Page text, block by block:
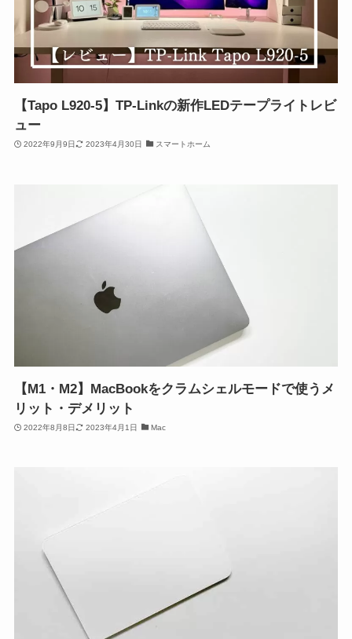
【Tapo L920-5】TP-Linkの新作LEDテープライトレビ
ュー
2022年9月9日 2023年4月30日 スマートホーム
【M1・M2】MacBookをクラムシェルモードで使うメ
リット・デメリット
2022年8月8日 2023年4月1日 Mac